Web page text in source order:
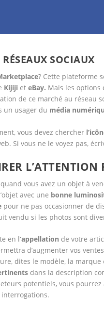
SOCIAUX
? Cette plateforme
Kijiji et eBay. Mais les options
de ce marché au réseau
un usager du média
vous devez chercher
Si vous ne le voyez pas,
L’ATTENTION
vous avez un objet à
avec une bonne
pour ne pas occasionner de
vendu si les photos sont
en l‘appellation de votre
d’augmenter vos
dites le modèle, la marque
dans la description
potentiels, vous pourrez